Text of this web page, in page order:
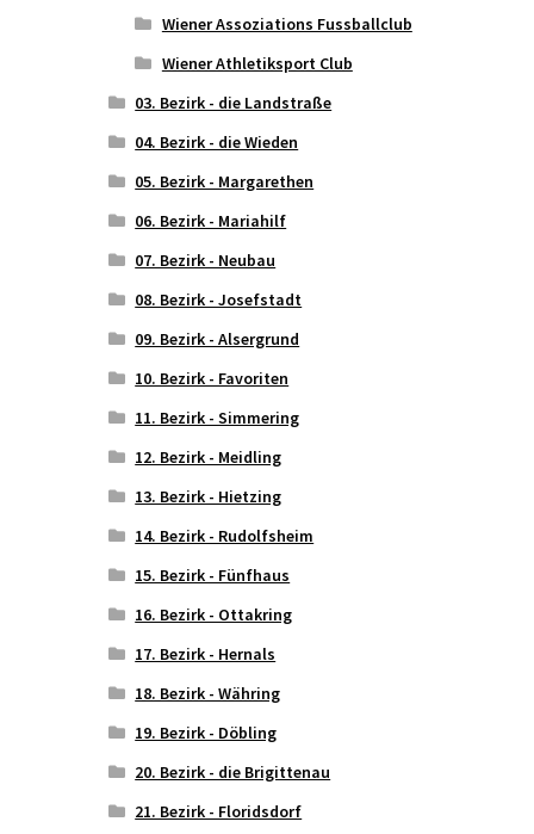
Wiener Assoziations Fussballclub
Wiener Athletiksport Club
03. Bezirk - die Landstraße
04. Bezirk - die Wieden
05. Bezirk - Margarethen
06. Bezirk - Mariahilf
07. Bezirk - Neubau
08. Bezirk - Josefstadt
09. Bezirk - Alsergrund
10. Bezirk - Favoriten
11. Bezirk - Simmering
12. Bezirk - Meidling
13. Bezirk - Hietzing
14. Bezirk - Rudolfsheim
15. Bezirk - Fünfhaus
16. Bezirk - Ottakring
17. Bezirk - Hernals
18. Bezirk - Währing
19. Bezirk - Döbling
20. Bezirk - die Brigittenau
21. Bezirk - Floridsdorf